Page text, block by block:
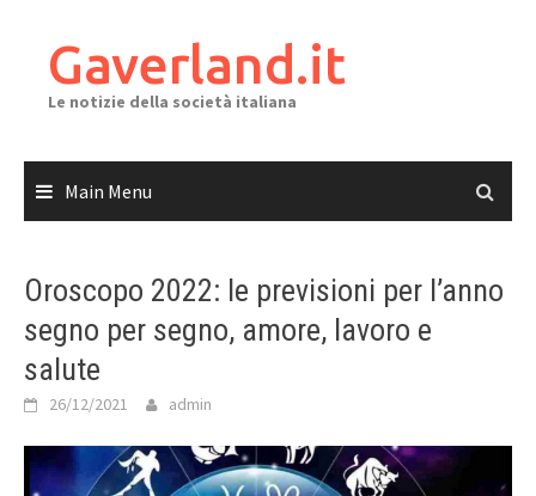
contentGaverland.it
Le notizie della società italiana
Main Menu
Oroscopo 2022: le previsioni per l’anno
segno per segno, amore, lavoro e
salute
26/12/2021 admin